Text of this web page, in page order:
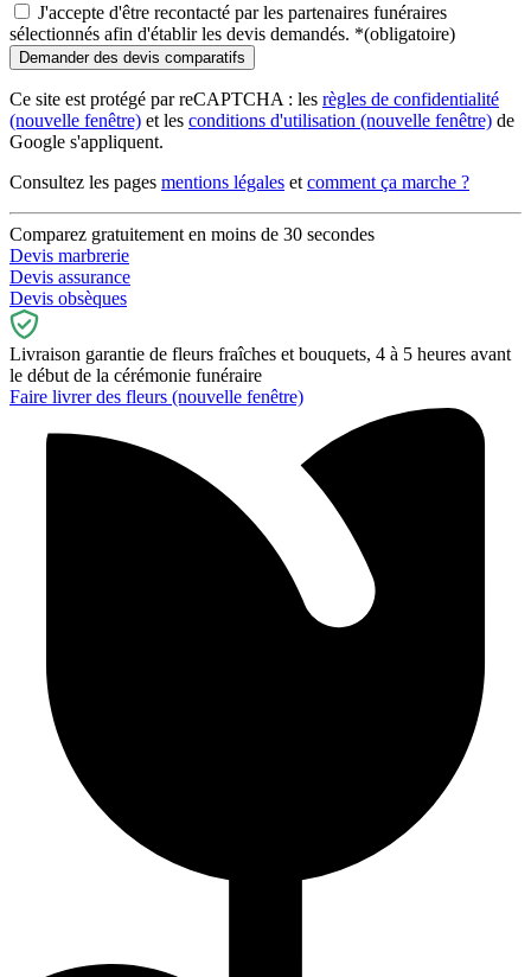
J'accepte d'être recontacté par les partenaires funéraires
sélectionnés afin d'établir les devis demandés. *(obligatoire)
Ce site est protégé par reCAPTCHA : les règles de confidentialité
(nouvelle fenêtre) et les conditions d'utilisation (nouvelle fenêtre) de
Google s'appliquent.
Consultez les pages mentions légales et comment ça marche ?
Comparez gratuitement en moins de 30 secondes
Devis marbrerie
Devis assurance
Devis obsèques
Livraison garantie de fleurs fraîches et bouquets, 4 à 5 heures avant
le début de la cérémonie funéraire
Faire livrer des fleurs (nouvelle fenêtre)